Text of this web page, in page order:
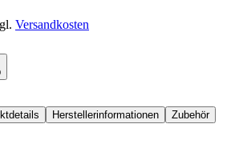
Versandkosten
Herstellerinformationen
Zubehör